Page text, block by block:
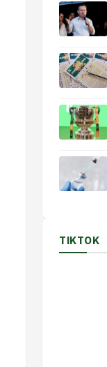
TIKTOK